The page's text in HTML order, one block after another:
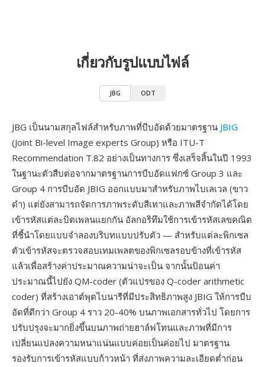
เกี่ยวกับรูปแบบไฟล์
JBG ODT
JBG เป็นนามสกุลไฟล์สำหรับภาพที่บีบอัดด้วยมาตรฐาน JBIG
(Joint Bi-level Image experts Group) หรือ ITU-T
Recommendation T.82 อย่างเป็นทางการ ซึ่งเสร็จสิ้นในปี 1993
ในฐานะตัวสืบต่อจากมาตรฐานการบีบอัดแฟกซ์ Group 3 และ
Group 4 การบีบอัด JBIG ออกแบบมาสำหรับภาพไบเลเวล (ขาว
ดำ) แต่ยังสามารถจัดการภาพระดับสีเทาและภาพสีจำกัดได้โดย
เข้ารหัสแต่ละบิตเพลนแยกกัน อัลกอริทึมใช้การเข้ารหัสเลขคณิต
ที่ชี้นำโดยแบบจำลองบริบทแบบปรับตัว — สำหรับแต่ละพิกเซล
ตัวเข้ารหัสจะตรวจสอบเทมเพลตของพิกเซลรอบข้างที่เข้ารหัส
แล้วเพื่อสร้างค่าประมาณความน่าจะเป็น จากนั้นป้อนค่า
ประมาณนี้ไปยัง QM-coder (ตัวแปรของ Q-coder arithmetic
coder) ที่สร้างเอาต์พุตไบนารีที่มีประสิทธิภาพสูง JBIG ให้การบีบ
อัดที่ดีกว่า Group 4 ราว 20-40% บนภาพเอกสารทั่วไป โดยการ
ปรับปรุงจะมากยิ่งขึ้นบนภาพถ่ายฮาล์ฟโทนและภาพที่มีการ
เปลี่ยนแปลงความหนาแน่นแบบค่อยเป็นค่อยไป มาตรฐาน
รองรับการเข้ารหัสแบบก้าวหน้า ที่ส่งภาพความละเอียดต่ำก่อน